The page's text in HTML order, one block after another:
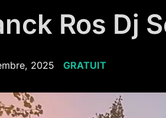
Ros Dj
2025 GRATUIT